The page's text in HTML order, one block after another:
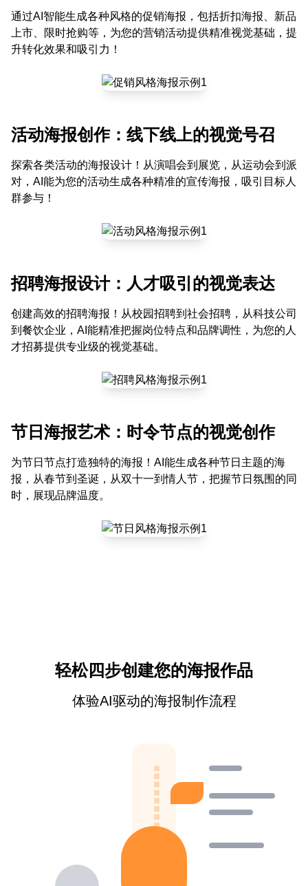
通过AI智能生成各种风格的促销海报，包括折扣海报、新品
上市、限时抢购等，为您的营销活动提供精准视觉基础，提
升转化效果和吸引力！
活动海报创作：线下线上的视觉号召
探索各类活动的海报设计！从演唱会到展览，从运动会到派
对，AI能为您的活动生成各种精准的宣传海报，吸引目标人
群参与！
招聘海报设计：人才吸引的视觉表达
创建高效的招聘海报！从校园招聘到社会招聘，从科技公司
到餐饮企业，AI能精准把握岗位特点和品牌调性，为您的人
才招募提供专业级的视觉基础。
节日海报艺术：时令节点的视觉创作
为节日节点打造独特的海报！AI能生成各种节日主题的海
报，从春节到圣诞，从双十一到情人节，把握节日氛围的同
时，展现品牌温度。
轻松四步创建您的海报作品
体验AI驱动的海报制作流程